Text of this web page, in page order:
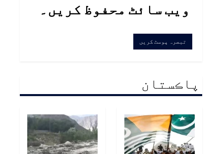
ویب سائٹ محفوظ کریں۔
پاڪستان